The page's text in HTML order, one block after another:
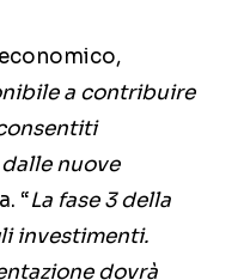
a contribuire
nuove
“La fase 3 della
investimenti.
dovrà